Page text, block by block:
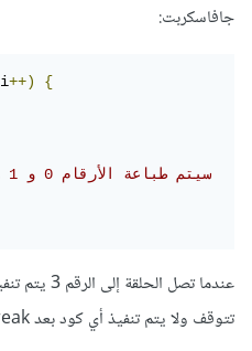
جافاسكربت:
i++)
{
تتوقف ولا يتم تنفيذ أي كود بعد break داخل الحلقة.